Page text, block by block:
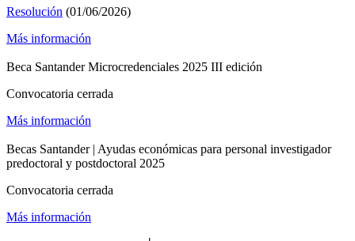
Resolución (01/06/2026)
Más información
Beca Santander Microcredenciales 2025 III edición
Convocatoria cerrada
Más información
Becas Santander | Ayudas económicas para personal investigador
predoctoral y postdoctoral 2025
Convocatoria cerrada
Más información